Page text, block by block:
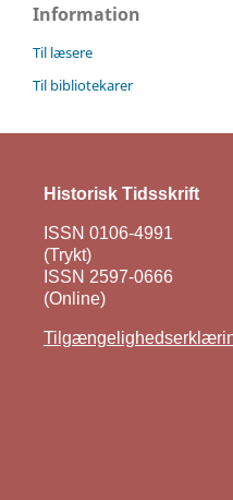
Information
Til læsere
Til bibliotekarer
Historisk Tidsskrift
ISSN 0106-4991
(Trykt)
ISSN 2597-0666
(Online)